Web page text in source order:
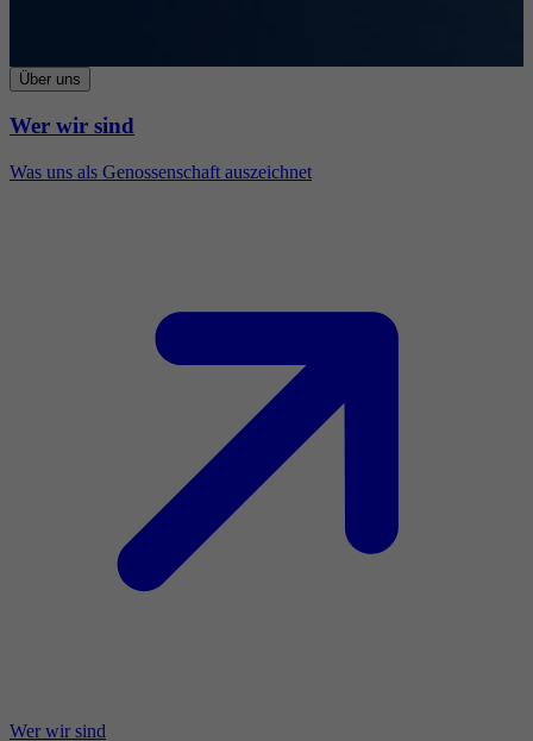
Über uns
Wer wir sind
Was uns als Genossenschaft auszeichnet
Wer wir sind